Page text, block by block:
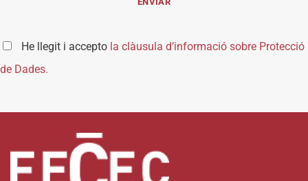
He llegit i accepto la clàusula d’informació sobre Protecció
de Dades.